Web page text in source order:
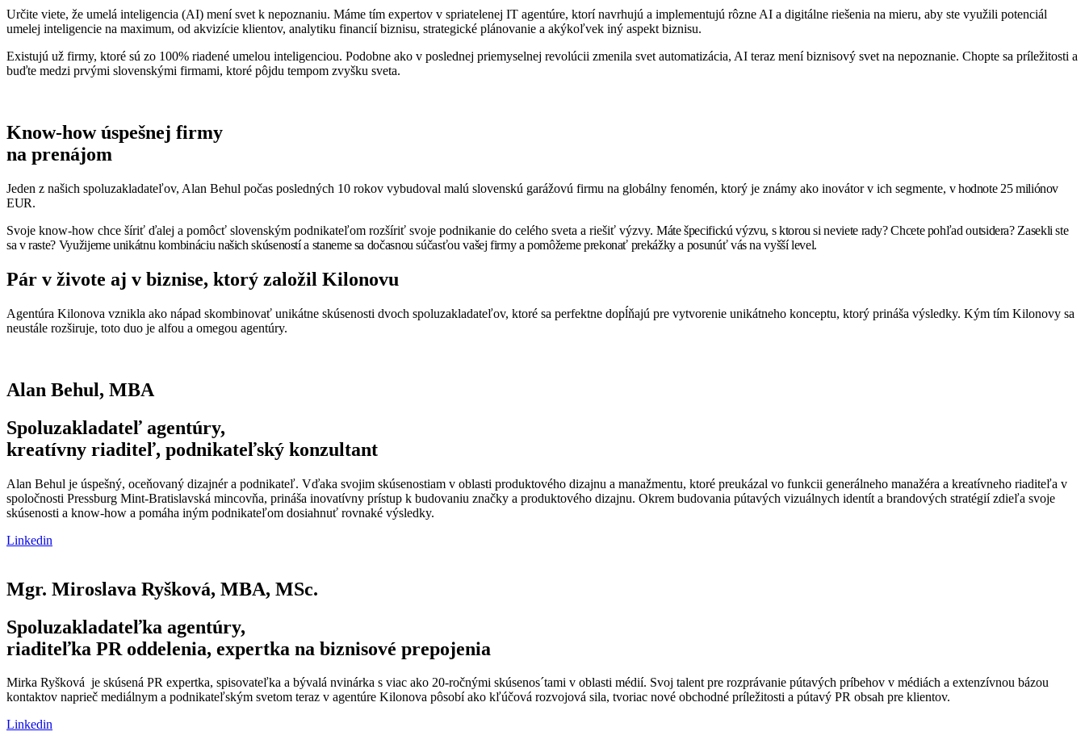
Určite viete, že umelá inteligencia (AI) mení svet k nepoznaniu. Máme tím expertov v spriatelenej IT agentúre, ktorí navrhujú a implementujú rôzne AI a digitálne riešenia na mieru, aby ste využili potenciál
umelej inteligencie na maximum, od akvizície klientov, analytiku financií biznisu, strategické plánovanie a akýkoľvek iný aspekt biznisu.
Existujú už firmy, ktoré sú zo 100% riadené umelou inteligenciou. Podobne ako v poslednej priemyselnej revolúcii zmenila svet automatizácia, AI teraz mení biznisový svet na nepoznanie. Chopte sa príležitosti a
buďte medzi prvými slovenskými firmami, ktoré pôjdu tempom zvyšku sveta.
Know-how úspešnej firmy
na prenájom
Jeden z našich spoluzakladateľov, Alan Behul počas posledných 10 rokov vybudoval malú slovenskú garážovú firmu na globálny fenomén, ktorý je známy ako inovátor v ich segmente, v hodnote 25 miliónov
EUR.
Svoje know-how chce šíriť ďalej a pomôcť slovenským podnikateľom rozšíriť svoje podnikanie do celého sveta a riešiť výzvy. Máte špecifickú výzvu, s ktorou si neviete rady? Chcete pohľad outsidera? Zasekli ste
sa v raste? Využijeme unikátnu kombináciu našich skúseností a staneme sa dočasnou súčasťou vašej firmy a pomôžeme prekonať prekážky a posunúť vás na vyšší level.
Pár v živote aj v biznise, ktorý založil Kilonovu
Agentúra Kilonova vznikla ako nápad skombinovať unikátne skúsenosti dvoch spoluzakladateľov, ktoré sa perfektne dopĺňajú pre vytvorenie unikátneho konceptu, ktorý prináša výsledky. Kým tím Kilonovy sa
neustále rozširuje, toto duo je alfou a omegou agentúry.
Alan Behul, MBA
Spoluzakladateľ agentúry,
kreatívny riaditeľ, podnikateľský konzultant
Alan Behul je úspešný, oceňovaný dizajnér a podnikateľ. Vďaka svojim skúsenostiam v oblasti produktového dizajnu a manažmentu, ktoré preukázal vo funkcii generálneho manažéra a kreatívneho riaditeľa v
spoločnosti Pressburg Mint-Bratislavská mincovňa, prináša inovatívny prístup k budovaniu značky a produktového dizajnu. Okrem budovania pútavých vizuálnych identít a brandových stratégií zdieľa svoje
skúsenosti a know-how a pomáha iným podnikateľom dosiahnuť rovnaké výsledky.
Linkedin
Mgr. Miroslava Ryšková, MBA, MSc.
Spoluzakladateľka agentúry,
riaditeľka PR oddelenia, expertka na biznisové prepojenia
Mirka Ryšková je skúsená PR expertka, spisovateľka a bývalá nvinárka s viac ako 20-ročnými skúsenos´tami v oblasti médií. Svoj talent pre rozprávanie pútavých príbehov v médiách a extenzívnou bázou
kontaktov naprieč mediálnym a podnikateľským svetom teraz v agentúre Kilonova pôsobí ako kľúčová rozvojová sila, tvoriac nové obchodné príležitosti a pútavý PR obsah pre klientov.
Linkedin